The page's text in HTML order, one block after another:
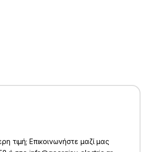
τιμή; Επικοινωνήστε μαζί μας